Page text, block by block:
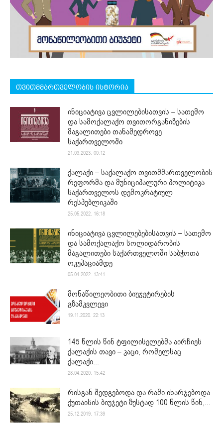
თვითმმართველობის ისტორია
ინიციატივა ცვლილებისათვის – სათემო
და სამოქალაქო თვითორგანიზების
მაგალითები თანამედროვე
საქართველოში
21.03.2023. 00:12
ქალაქი – საქალაქო თვითმმართველობის
რეფორმა და მუნიციპალური პოლიტიკა
საქართველოს დემოკრატიულ
რესპუბლიკაში
25.05.2022. 16:18
ინიციატივა ცვლილებებისათვის – სათემო
და სამოქალაქო სოლიდარობის
მაგალითები საქართველოში საბჭოთა
ოკუპაციამდე
05.04.2022. 13:41
მონაწილეობითი ბიუჯეტირების
გზამკვლევი
19.11.2020. 22:13
145 წლის წინ ტფილისელებმა აირჩიეს
ქალაქის თავი – კაცი, რომელსაც
ქალაქი...
28.04.2020. 15:42
რისგან შედგებოდა და რაში იხარჯებოდა
ქუთაისის ბიუჯეტი ზუსტად 100 წლის წინ,...
25.12.2019. 17:39